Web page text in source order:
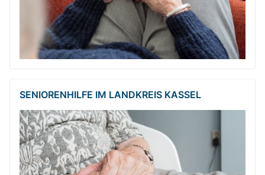
SENIORENHILFE IM LANDKREIS KASSEL